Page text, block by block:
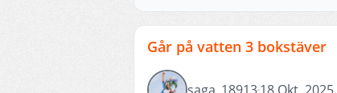
Går på vatten 3 bokstäver